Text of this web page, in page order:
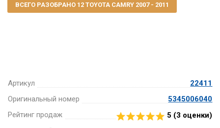
Артикул
22411
Оригинальный номер
5345006040
Рейтинг продаж
5 (3 оценки)
ВСЕГО РАЗОБРАНО 12 TOYOTA CAMRY 2007 - 2011